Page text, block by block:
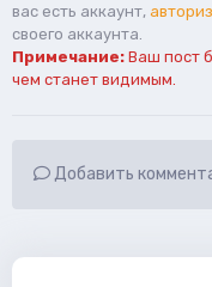
вас есть аккаунт,
своего аккаунта.
Примечание: Ваш пост
чем станет видимым.
Добавить